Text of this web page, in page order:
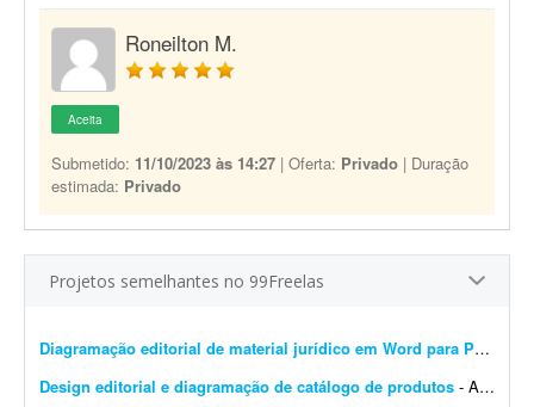
Roneilton M.
Aceita
Submetido: 11/10/2023 às 14:27 | Oferta: Privado | Duração
estimada: Privado
Projetos semelhantes no 99Freelas
Diagramação editorial de material jurídico em Word para PDF premium
Design editorial e diagramação de catálogo de produtos - A DistribuiBem, distribuidora de alimentos e produtos premium, está procurando um profissional de design editorial e diagramação para revisar, modernizar e manter nosso cat&aac...